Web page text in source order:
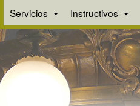
Servicios Instructivos